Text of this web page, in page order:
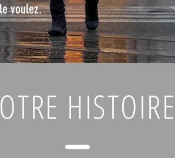
voulez.
HISTOIRE